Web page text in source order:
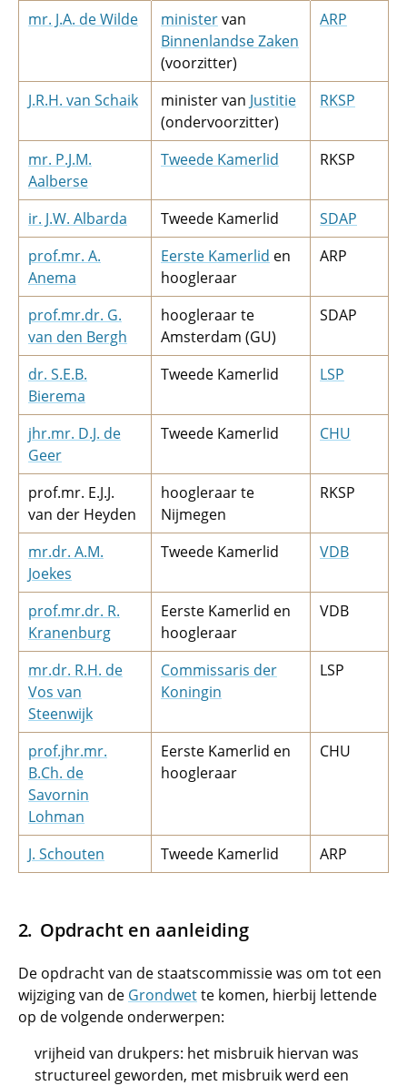
mr. J.A. de Wilde
ministervan
Binnenlandse Zaken
(voorzitter)
ARP
J.R.H. van Schaik minister van Justitie
(ondervoorzitter)
RKSP
mr. P.J.M.
Aalberse
Tweede Kamerlid RKSP
ir. J.W. Albarda Tweede Kamerlid
SDAP
prof.mr. A.
Anema
Eerste Kamerlid en
hoogleraar
ARP
prof.mr.dr. G.
van den Bergh
hoogleraar te
Amsterdam (GU)
SDAP
dr. S.E.B.
Bierema
Tweede Kamerlid LSP
jhr.mr. D.J. de
Geer
Tweede Kamerlid CHU
prof.mr. E.J.J.
van der Heyden
hoogleraar te
Nijmegen
RKSP
mr.dr. A.M.
Joekes
Tweede Kamerlid VDB
prof.mr.dr. R.
Kranenburg
Eerste Kamerlid en
hoogleraar
VDB
mr.dr. R.H. de
Vos van
Steenwijk
Commissaris der
Koningin
LSP
prof.jhr.mr.
B.Ch. de
Savornin
Lohman
Eerste Kamerlid en
hoogleraar
CHU
J.­­­ ­­­­Schouten Tweede Kamerlid ARP
Opdracht en aanleiding
De opdracht van de staatscommissie was om tot een
wijziging van de Grondwette komen, hierbij lettende
op de volgende onderwerpen:
vrijheid van drukpers: het misbruik hiervan was
structureel geworden, met misbruik werd een